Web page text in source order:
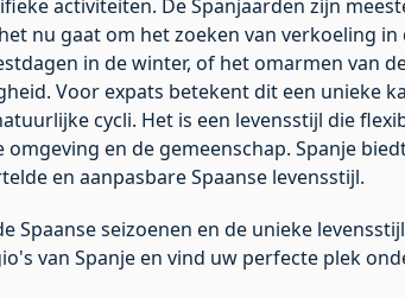
activiteiten. De Spanjaarden zijn
nu gaat om het zoeken van verkoeling in
in de winter, of het omarmen van
Voor expats betekent dit een unieke
cycli. Het is een levensstijl die
en de gemeenschap. Spanje
en aanpasbare Spaanse levensstijl.
Spaanse seizoenen en de unieke
van Spanje en vind uw perfecte plek